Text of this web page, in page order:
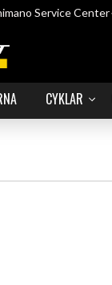
Service Center
CYKLAR